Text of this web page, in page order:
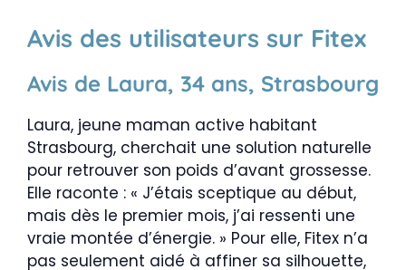
Avis des utilisateurs sur Fitex
Avis de Laura, 34 ans, Strasbourg
Laura, jeune maman active habitant
Strasbourg, cherchait une solution naturelle
pour retrouver son poids d’avant grossesse.
Elle raconte : « J’étais sceptique au début,
mais dès le premier mois, j’ai ressenti une
vraie montée d’énergie. » Pour elle, Fitex n’a
pas seulement aidé à affiner sa silhouette,